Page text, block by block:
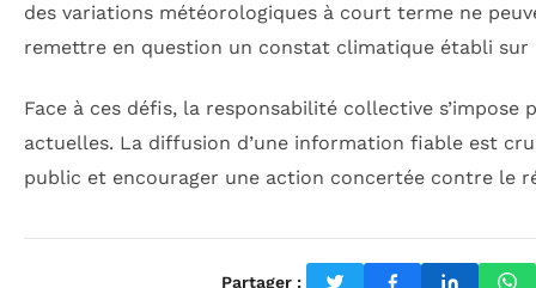
des variations météorologiques à court terme ne
remettre en question un constat climatique établi sur
Face à ces défis, la responsabilité collective s’impose
actuelles. La diffusion d’une information fiable est
public et encourager une action concertée contre le
Partager :